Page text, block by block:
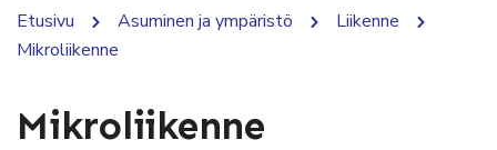
Etusivu Asuminen ja ympäristö
Liikenne
Mikroliikenne
Mikroliikenne